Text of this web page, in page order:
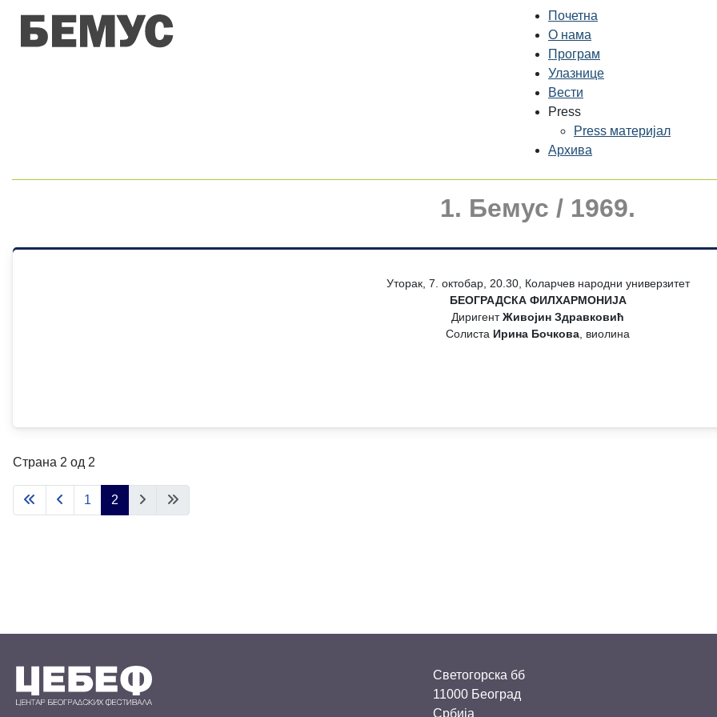
Почетна
О нама
Програм
Улазнице
Вести
Press
Press материјал
Архива
1. Бемус / 1969.
Уторак, 7. октобар, 20.30, Коларчев народни универзитет
БЕОГРАДСКА ФИЛХАРМОНИЈА
ДиригентЖивојин Здравковић
Солиста Ирина Бочкова , виолина
Страна 2 од 2
1 2
Светогорска бб
11000 Београд
Србија